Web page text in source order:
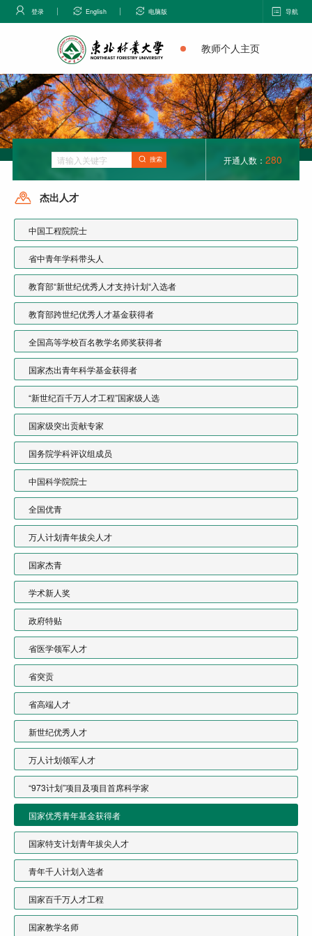
登录 English 电脑版 导航
教师个人主页
搜索 开通人数： 280
杰出人才
中国工程院院士
省中青年学科带头人
教育部“新世纪优秀人才支持计划“入选者
教育部跨世纪优秀人才基金获得者
全国高等学校百名教学名师奖获得者
国家杰出青年科学基金获得者
“新世纪百千万人才工程”国家级人选
国家级突出贡献专家
国务院学科评议组成员
中国科学院院士
全国优青
万人计划青年拔尖人才
国家杰青
学术新人奖
政府特贴
省医学领军人才
省突贡
省高端人才
新世纪优秀人才
万人计划领军人才
“973计划”项目及项目首席科学家
国家优秀青年基金获得者
国家特支计划青年拔尖人才
青年千人计划入选者
国家百千万人才工程
国家教学名师